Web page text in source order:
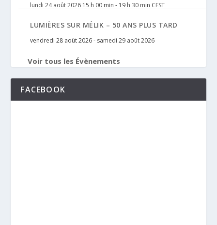
lundi 24 août 2026 15 h 00 min - 19 h 30 min CEST
LUMIÈRES SUR MÉLIK – 50 ANS PLUS TARD
vendredi 28 août 2026- samedi 29 août 2026
Voir tous les Évènements
FACEBOOK